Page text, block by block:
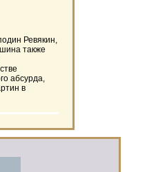
Ревякин,
также
абсурда,
в